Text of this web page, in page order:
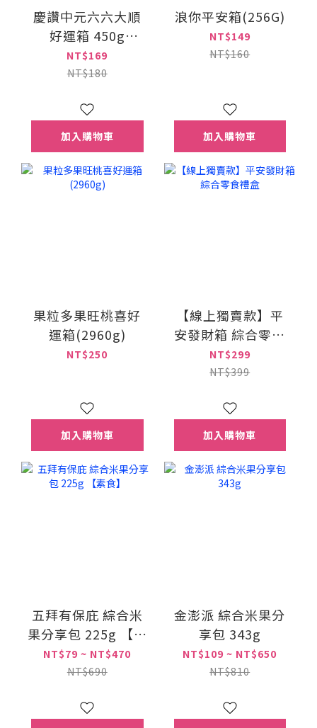
慶讚中元六六大順
好運箱 450g
(75g*6) 【任兩箱以
上請選宅配】
NT$169
NT$180
加入購物車
浪你平安箱(256G)
NT$149
NT$160
加入購物車
果粒多果旺桃喜好
運箱(2960g)
NT$250
加入購物車
【線上獨賣款】平
安發財箱 綜合零食
禮盒
NT$299
NT$399
加入購物車
五拜有保庇 綜合米
果分享包 225g 【素
食】
NT$79 ~ NT$470
NT$690
金澎派 綜合米果分
享包 343g
NT$109 ~ NT$650
NT$810